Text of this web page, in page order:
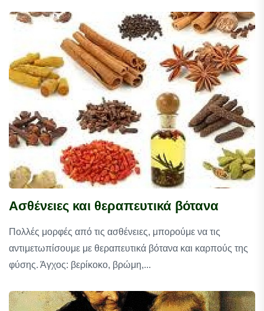
Ασθένειες και θεραπευτικά βότανα
Πολλές μορφές από τις ασθένειες, μπορούμε να τις
αντιμετωπίσουμε με θεραπευτικά βότανα και καρπούς της
φύσης. Άγχος: βερίκοκο, βρώμη,...